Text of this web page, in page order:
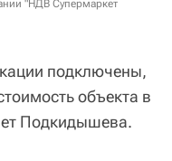
"НДВ Супермаркет
подключены,
объекта в
Подкидышева.